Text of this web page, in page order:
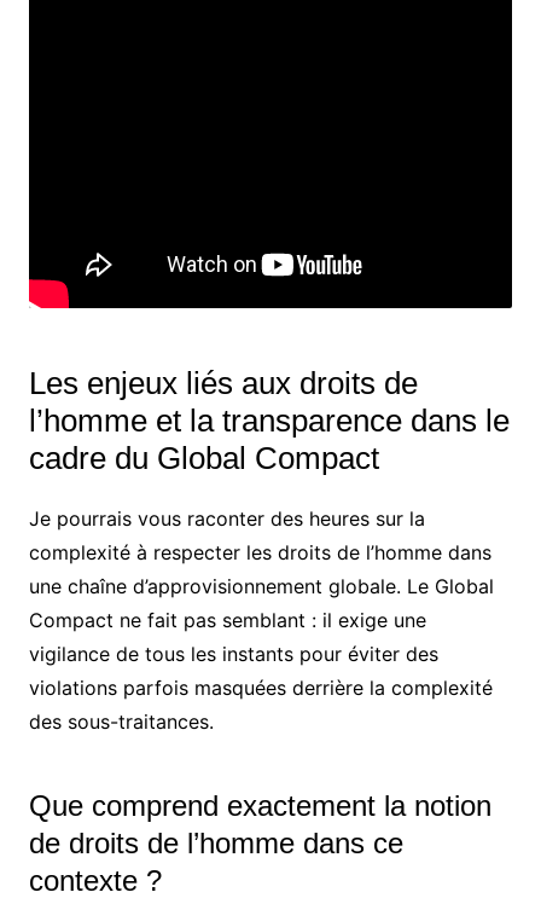
Les enjeux liés aux droits de
l’homme et la transparence dans le
cadre du Global Compact
Je pourrais vous raconter des heures sur la
complexité à respecter les droits de l’homme dans
une chaîne d’approvisionnement globale. Le Global
Compact ne fait pas semblant : il exige une
vigilance de tous les instants pour éviter des
violations parfois masquées derrière la complexité
des sous-traitances.
Que comprend exactement la notion
de droits de l’homme dans ce
contexte ?